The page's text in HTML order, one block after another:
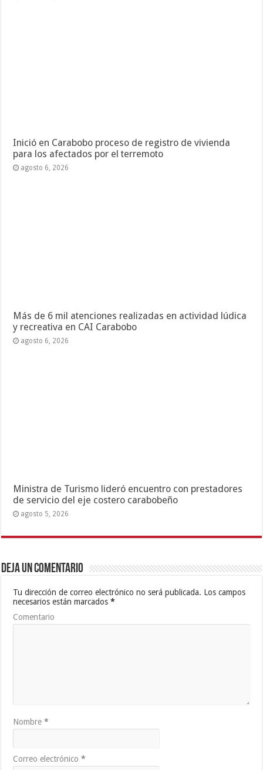
Inició en Carabobo proceso de registro de vivienda
para los afectados por el terremoto
agosto 6, 2026
Más de 6 mil atenciones realizadas en actividad lúdica
y recreativa en CAI Carabobo
agosto 6, 2026
Ministra de Turismo lideró encuentro con prestadores
de servicio del eje costero carabobeño
agosto 5, 2026
Deja un comentario
Tu dirección de correo electrónico no será publicada. Los campos
necesarios están marcados*
Comentario
Nombre*
Correo electrónico*